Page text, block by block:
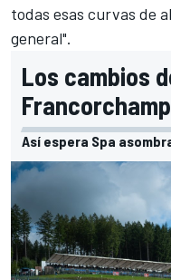
todas esas curvas de
general".
Los cambios
Así espera Spa